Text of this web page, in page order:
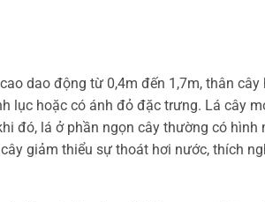
dao động từ 0,4m đến 1,7m, thân
lục hoặc có ánh đỏ đặc trưng. Lá cây
đó, lá ở phần ngọn cây thường có hình
giảm thiểu sự thoát hơi nước, thích